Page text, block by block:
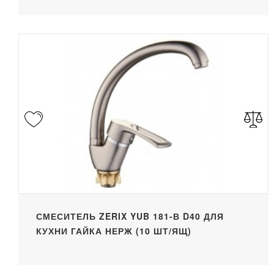
СМЕСИТЕЛЬ ZERIX YUB 181-В D40 ДЛЯ
КУХНИ ГАЙКА НЕРЖ (10 ШТ/ЯЩ)